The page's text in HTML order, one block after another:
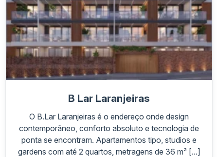
B Lar Laranjeiras
O B.Lar Laranjeiras é o endereço onde design
contemporâneo, conforto absoluto e tecnologia de
ponta se encontram. Apartamentos tipo, studios e
gardens com até 2 quartos, metragens de 36 m² [...]